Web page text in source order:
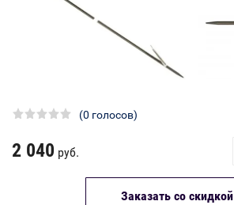
(0 голосов)
2 040 руб.
Заказать со скидкой